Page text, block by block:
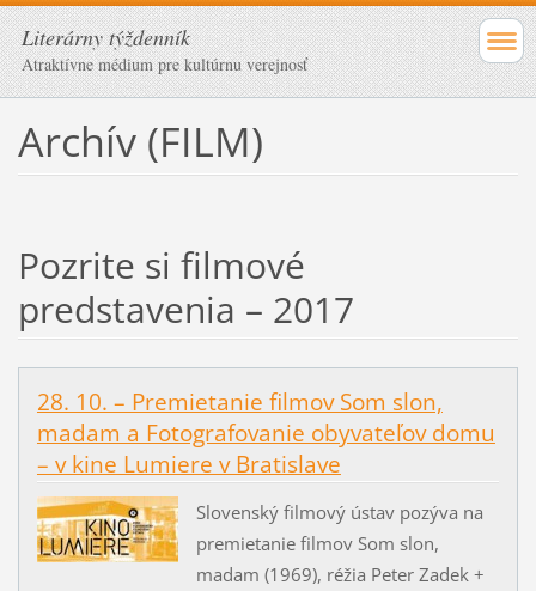
Literárny týždenník
Atraktívne médium pre kultúrnu verejnosť
Archív (FILM)
Pozrite si filmové
predstavenia – 2017
28. 10. – Premietanie filmov Som slon,
madam a Fotografovanie obyvateľov domu
– v kine Lumiere v Bratislave
Slovenský filmový ústav pozýva na
premietanie filmov Som slon,
madam (1969), réžia Peter Zadek +